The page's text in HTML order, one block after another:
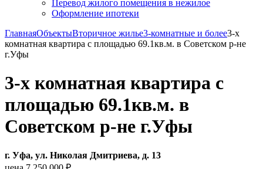
Перевод жилого помещения в нежилое
Оформление ипотеки
ГлавнаяОбъектыВторичное жилье3-комнатные и более3-х
комнатная квартира с площадью 69.1кв.м. в Советском р-не
г.Уфы
3-х комнатная квартира с
площадью 69.1кв.м. в
Советском р-не г.Уфы
г. Уфа, ул. Николая Дмитриева, д. 13